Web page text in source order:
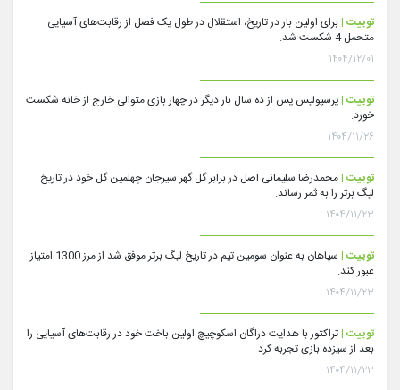
توییت |برای اولین بار در تاریخ، استقلال در طول یک فصل از رقابت‌های آسیایی
متحمل 4 شکست شد.
۱۴۰۴/۱۲/۰۱
توییت |پرسپولیس پس از ده سال بار دیگر در چهار بازی متوالی خارج از خانه شکست
خورد.
۱۴۰۴/۱۱/۲۶
توییت |محمدرضا سلیمانی اصل در برابر گل گهر سیرجان چهلمین گل خود در تاریخ
لیگ برتر را به ثمر رساند.
۱۴۰۴/۱۱/۲۳
توییت |
سپاهان به عنوان سومین تیم در تاریخ لیگ برتر موفق شد از مرز 1300 امتیاز
عبور کند.
۱۴۰۴/۱۱/۲۳
توییت |تراکتور با هدایت دراگان اسکوچیچ اولین باخت خود در رقابت‌های آسیایی را
بعد از سیزده بازی تجربه کرد.
۱۴۰۴/۱۱/۲۳